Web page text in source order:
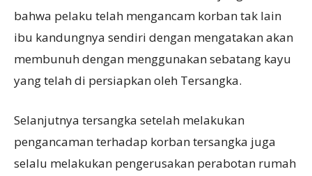
bahwa pelaku telah mengancam korban tak lain
ibu kandungnya sendiri dengan mengatakan akan
membunuh dengan menggunakan sebatang kayu
yang telah di persiapkan oleh Tersangka.
Selanjutnya tersangka setelah melakukan
pengancaman terhadap korban tersangka juga
selalu melakukan pengerusakan perabotan rumah